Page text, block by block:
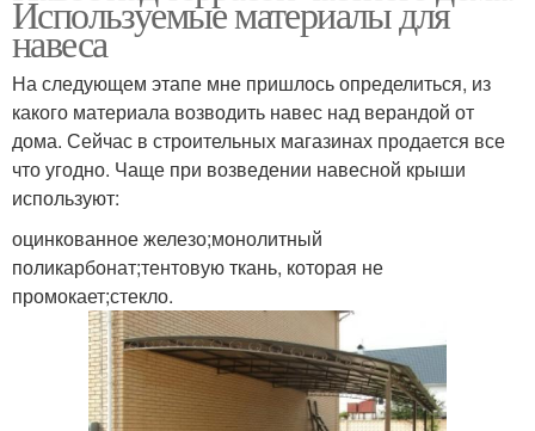
Используемые материалы для
навеса
На следующем этапе мне пришлось определиться, из
какого материала возводить навес над верандой от
дома. Сейчас в строительных магазинах продается все
что угодно. Чаще при возведении навесной крыши
используют:
оцинкованное железо;монолитный
поликарбонат;тентовую ткань, которая не
промокает;стекло.